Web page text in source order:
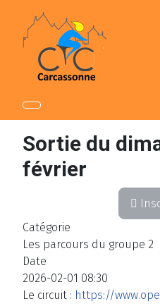
Sortie du
février
Catégorie
Les parcours du groupe 2
Date
2026-02-01 08:30
Le circuit : https://